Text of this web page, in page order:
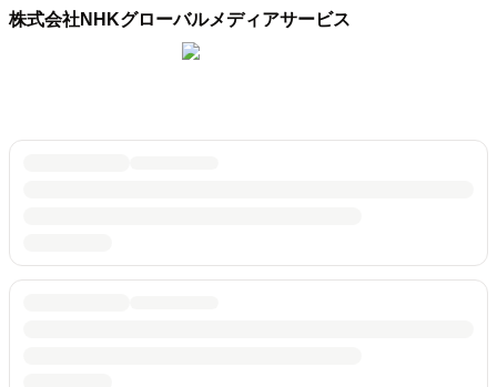
株式会社NHKグローバルメディアサービス